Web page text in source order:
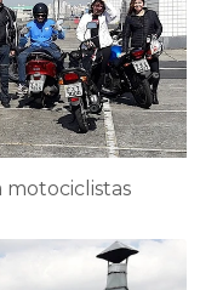
motociclistas